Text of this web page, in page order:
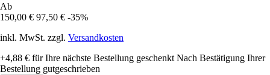
Ab
150,00 € 97,50 € -35%
inkl. MwSt. zzgl. Versandkosten
+4,88 € für Ihre nächste Bestellung geschenkt Nach Bestätigung Ihrer
Bestellung gutgeschrieben